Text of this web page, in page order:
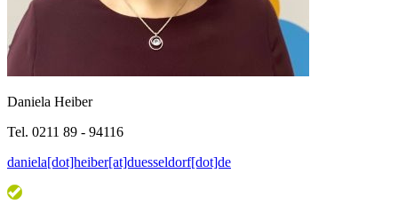
Daniela Heiber
Tel. 0211 89 - 94116
daniela[dot]heiber[at]duesseldorf[dot]de